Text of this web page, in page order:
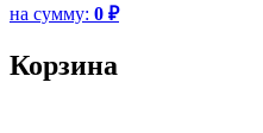
на сумму: 0 ₽
Корзина